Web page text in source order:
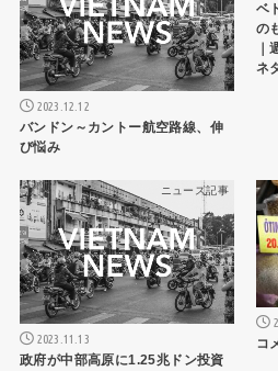
2023.12.12
バンドン～カントー航空路線、伸
び悩み
ベ
の
ネ
ニュース記事
2023.11.13
政府が中部高原に1.25兆ドン投資
コ